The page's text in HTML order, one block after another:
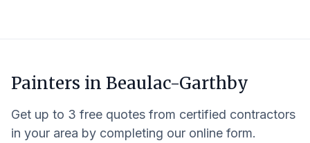
Painters in Beaulac-Garthby
Get up to 3 free quotes from certified contractors
in your area by completing our online form.